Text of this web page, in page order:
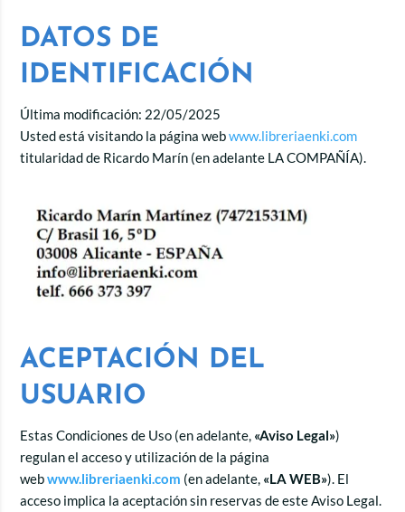
DATOS DE
IDENTIFICACIÓN
Última modificación: 22/05/2025
Usted está visitando la página webwww.libreriaenki.com
titularidad de Ricardo Marín (en adelante LA COMPAÑÍA).
ACEPTACIÓN DEL
USUARIO
Estas Condiciones de Uso (en adelante, «Aviso Legal»)
regulan el acceso y utilización de la página
webwww.libreriaenki.com (en adelante, «LA WEB»). El
acceso implica la aceptación sin reservas de este Aviso Legal.